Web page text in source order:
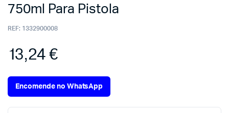
750ml Para Pistola
REF: 1332900008
13,24€
Encomende no WhatsApp